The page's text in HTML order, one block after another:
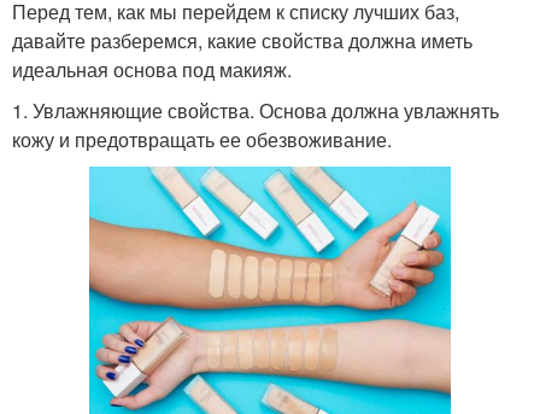
Перед тем, как мы перейдем к списку лучших баз,
давайте разберемся, какие свойства должна иметь
идеальная основа под макияж.
1. Увлажняющие свойства. Основа должна увлажнять
кожу и предотвращать ее обезвоживание.